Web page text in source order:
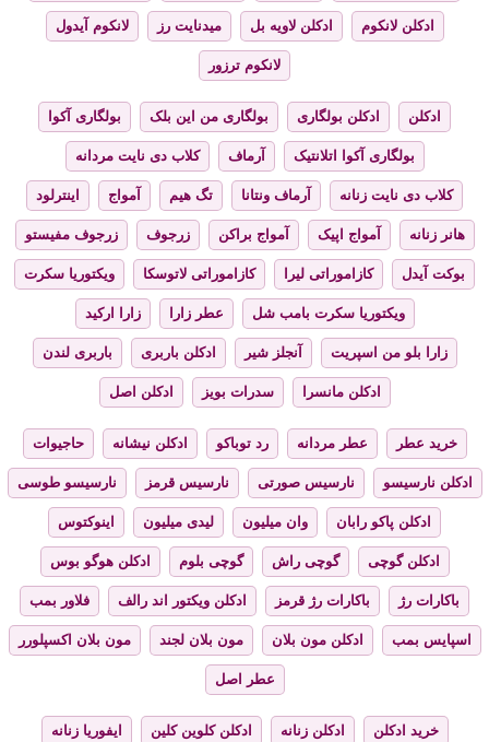
ادکلن لانکوم ادکلن لاویه بل میدنایت رز لانکوم آیدول
لانکوم ترزور
ادکلن ادکلن بولگاری بولگاری من این بلک بولگاری آکوا
بولگاری آکوا اتلانتیک آرماف کلاب دی نایت مردانه
کلاب دی نایت زنانه آرماف ونتانا تگ هیم آمواج اینترلود
هانر زنانه آمواج اپیک آمواج براکن زرجوف زرجوف مفیستو
بوکت آیدل کازاموراتی لیرا کازاموراتی لاتوسکا ویکتوریا سکرت
ویکتوریا سکرت بامب شل عطر زارا زارا ارکید
زارا بلو من اسپریت آنجلز شیر ادکلن باربری باربری لندن
ادکلن مانسرا سدرات بویز ادکلن اصل
خرید عطر عطر مردانه رد توباکو ادکلن نیشانه حاجیوات
ادکلن نارسیسو نارسیس صورتی نارسیس قرمز نارسیسو طوسی
ادکلن پاکو رابان وان میلیون لیدی میلیون اینوکتوس
ادکلن گوچی گوچی راش گوچی بلوم ادکلن هوگو بوس
باکارات رژ باکارات رژ قرمز ادکلن ویکتور اند رالف فلاور بمب
اسپایس بمب ادکلن مون بلان مون بلان لجند مون بلان اکسپلورر
عطر اصل
خرید ادکلن ادکلن زنانه ادکلن کلوین کلین ایفوریا زنانه